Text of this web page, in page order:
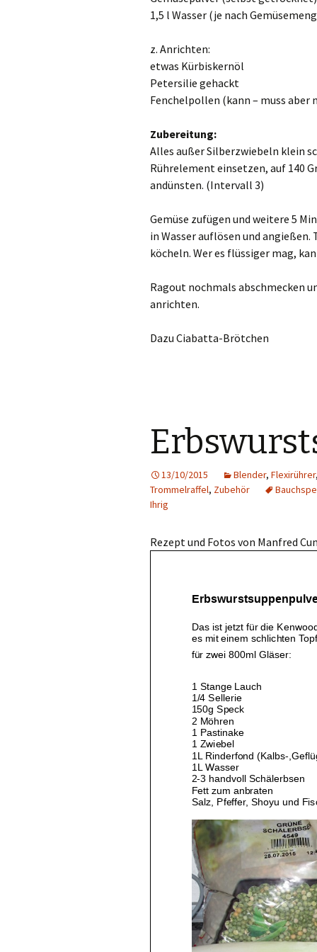
1,5 l Wasser (je nach
z. Anrichten:
etwas Kürbiskernöl
Petersilie gehackt
Fenchelpollen (kann – muss aber
Zubereitung:
Alles außer Silberzwiebeln klein
Rührelement einsetzen, auf 140
andünsten. (Intervall 3)
Gemüse zufügen und weitere 5
in Wasser auflösen und
köcheln. Wer es flüssiger mag,
Ragout nochmals abschmecken
anrichten.
Dazu Ciabatta-Brötchen
13/10/2015 Blender, Flexirührer,
Trommelraffel, Zubehör
Ihrig
Rezept und Fotos von Manfred